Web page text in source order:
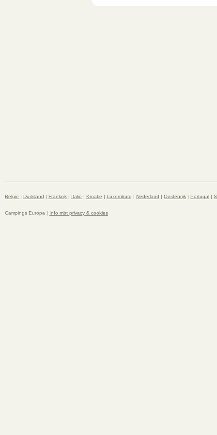
België | Duitsland | Frankrijk | Italië | Kroatië | Luxemburg | Nederland | Oostenrijk | Portugal |
Campings Europa | Info mbt privacy & cookies